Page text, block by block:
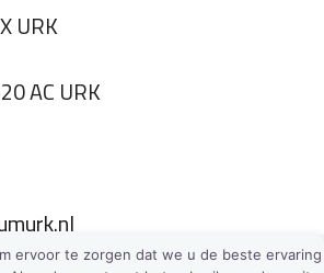
URK
AC URK
ervoor te zorgen dat we u de beste ervaring